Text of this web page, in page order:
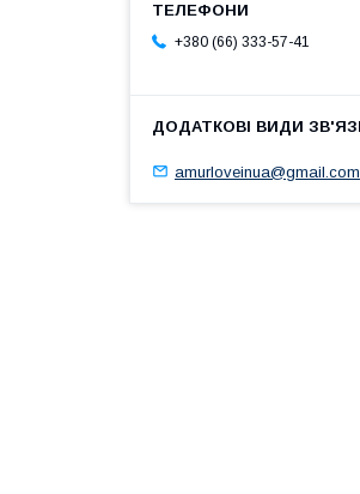
+380 (66) 333-57-41
amurloveinua@gmail.com